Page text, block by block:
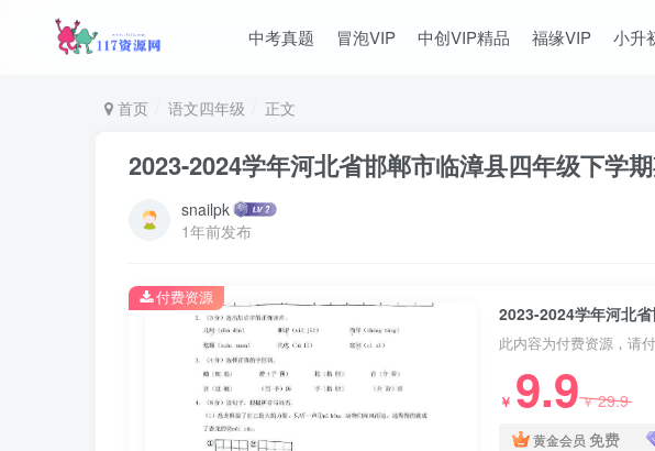
中考真题 冒泡VIP 中创VIP精品 福缘VIP 小升
首页 语文四年级 正文
2023-2024学年河北省邯郸市临漳县四年级下学
snailpk
1年前发布
此内容为付费资源，请
￥ 9.9￥29.9
黄金会员 免费
付费资源